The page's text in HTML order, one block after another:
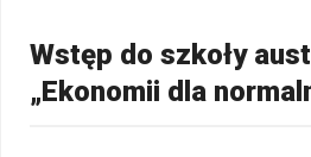
Wstęp do szkoły
„Ekonomii dla